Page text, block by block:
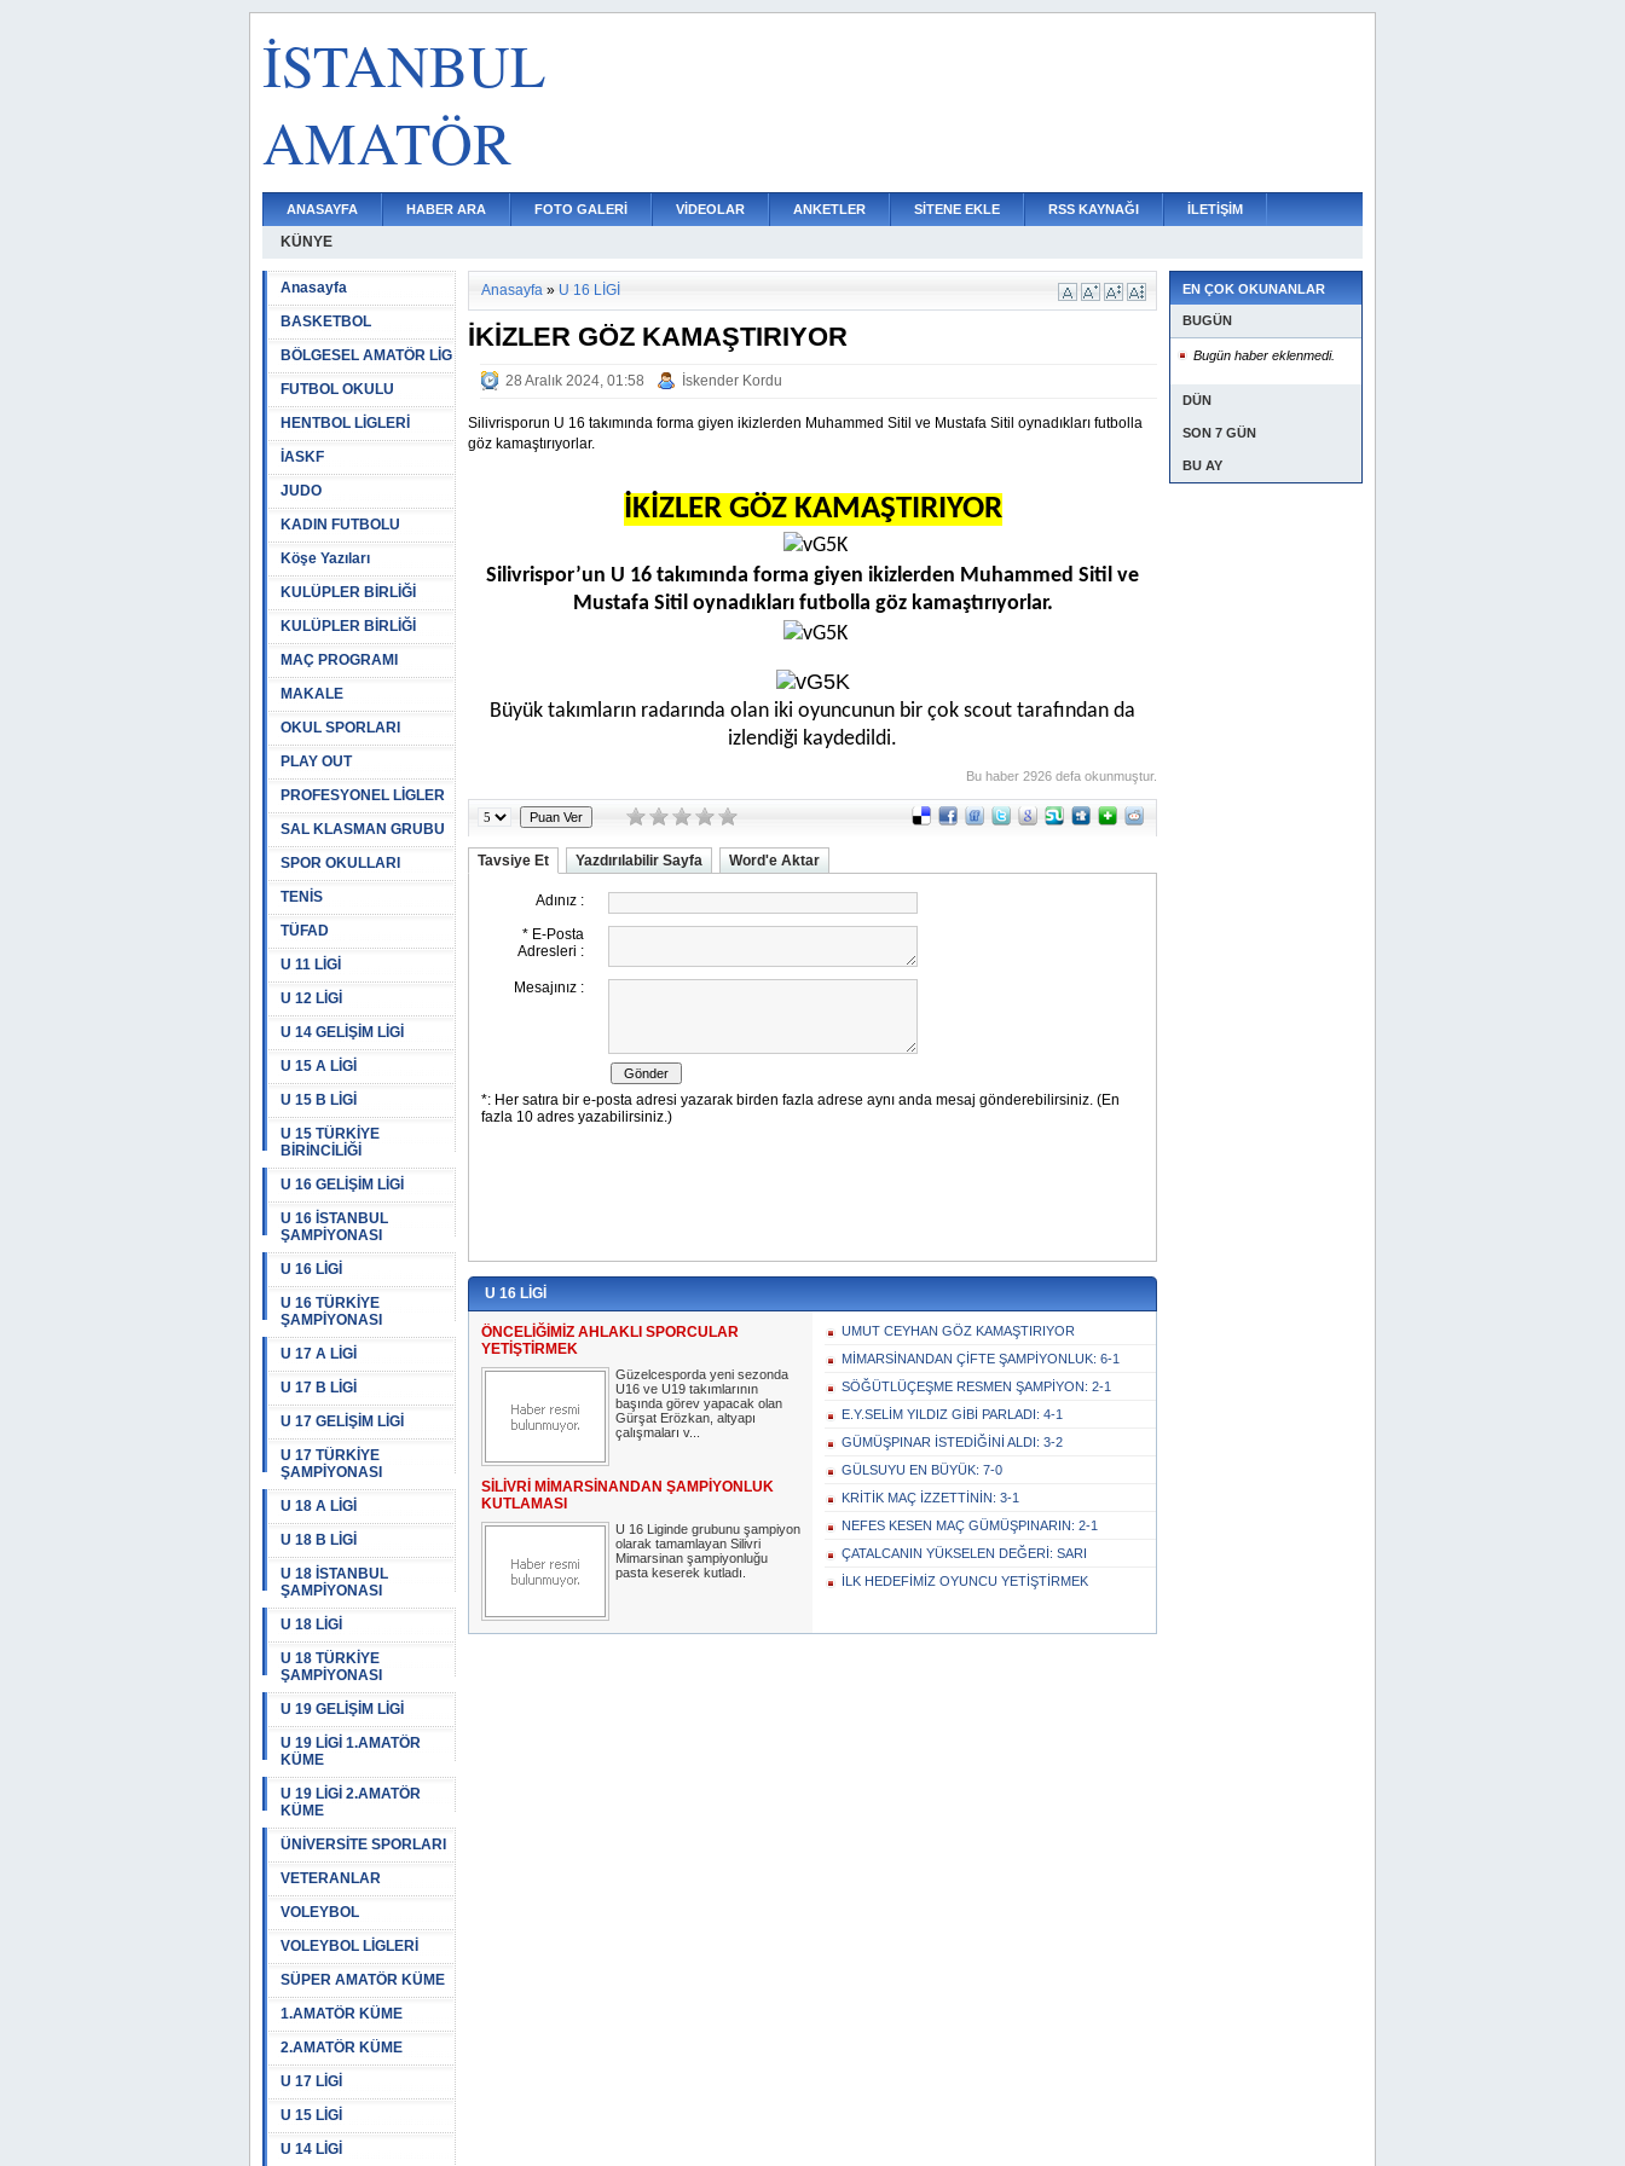
İSTANBUL
AMATÖR
ANASAYFA HABER ARA FOTO GALERİ VİDEOLAR ANKETLER SİTENE EKLE RSS KAYNAĞI İLETİŞİM
KÜNYE
Anasayfa
BASKETBOL
BÖLGESEL AMATÖR LİG
FUTBOL OKULU
HENTBOL LİGLERİ
İASKF
JUDO
KADIN FUTBOLU
Köşe Yazıları
KULÜPLER BİRLİĞİ
KULÜPLER BİRLİĞİ
MAÇ PROGRAMI
MAKALE
OKUL SPORLARI
PLAY OUT
PROFESYONEL LİGLER
SAL KLASMAN GRUBU
SPOR OKULLARI
TENİS
TÜFAD
U 11 LİGİ
U 12 LİGİ
U 14 GELİŞİM LİGİ
U 15 A LİGİ
U 15 B LİGİ
U 15 TÜRKİYE
BİRİNCİLİĞİ
U 16 GELİŞİM LİGİ
U 16 İSTANBUL
ŞAMPİYONASI
U 16 LİGİ
U 16 TÜRKİYE
ŞAMPİYONASI
U 17 A LİGİ
U 17 B LİGİ
U 17 GELİŞİM LİGİ
U 17 TÜRKİYE
ŞAMPİYONASI
U 18 A LİGİ
U 18 B LİGİ
U 18 İSTANBUL
ŞAMPİYONASI
U 18 LİGİ
U 18 TÜRKİYE
ŞAMPİYONASI
U 19 GELİŞİM LİGİ
U 19 LİGİ 1.AMATÖR
KÜME
U 19 LİGİ 2.AMATÖR
KÜME
ÜNİVERSİTE SPORLARI
VETERANLAR
VOLEYBOL
VOLEYBOL LİGLERİ
SÜPER AMATÖR KÜME
1.AMATÖR KÜME
2.AMATÖR KÜME
U 17 LİGİ
U 15 LİGİ
U 14 LİGİ
Anasayfa » U 16 LİGİ
İKİZLER GÖZ KAMAŞTIRIYOR
28 Aralık 2024, 01:58 İskender Kordu
Silivrisporun U 16 takımında forma giyen ikizlerden Muhammed Sitil ve Mustafa Sitil oynadıkları futbolla
göz kamaştırıyorlar.
İKİZLER GÖZ KAMAŞTIRIYOR
Silivrispor’un U 16 takımında forma giyen ikizlerden Muhammed Sitil ve
Mustafa Sitil oynadıkları futbolla göz kamaştırıyorlar.
Büyük takımların radarında olan iki oyuncunun bir çok scout tarafından da
izlendiği kaydedildi.
Bu haber 2926 defa okunmuştur.
Tavsiye Et Yazdırılabilir Sayfa Word'e Aktar
U 16 LİGİ
ÖNCELİĞİMİZ AHLAKLI SPORCULAR
YETİŞTİRMEK
Güzelcesporda yeni sezonda
U16 ve U19 takımlarının
başında görev yapacak olan
Gürşat Erözkan, altyapı
çalışmaları v...
SİLİVRİ MİMARSİNANDAN ŞAMPİYONLUK
KUTLAMASI
U 16 Liginde grubunu şampiyon
olarak tamamlayan Silivri
Mimarsinan şampiyonluğu
pasta keserek kutladı.
UMUT CEYHAN GÖZ KAMAŞTIRIYOR
MİMARSİNANDAN ÇİFTE ŞAMPİYONLUK: 6-1
SÖĞÜTLÜÇEŞME RESMEN ŞAMPİYON: 2-1
E.Y.SELİM YILDIZ GİBİ PARLADI: 4-1
GÜMÜŞPINAR İSTEDİĞİNİ ALDI: 3-2
GÜLSUYU EN BÜYÜK: 7-0
KRİTİK MAÇ İZZETTİNİN: 3-1
NEFES KESEN MAÇ GÜMÜŞPINARIN: 2-1
ÇATALCANIN YÜKSELEN DEĞERİ: SARI
İLK HEDEFİMİZ OYUNCU YETİŞTİRMEK
EN ÇOK OKUNANLAR
BUGÜN
Bugün haber eklenmedi.
DÜN
SON 7 GÜN
BU AY